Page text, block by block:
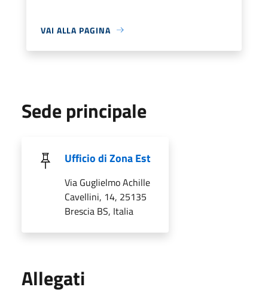
VAI ALLA PAGINA
Sede principale
Ufficio di Zona Est
Via Guglielmo Achille
Cavellini, 14, 25135
Brescia BS, Italia
Allegati